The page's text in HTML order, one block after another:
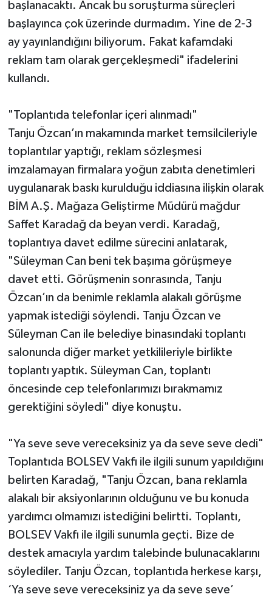
başlanacaktı. Ancak bu soruşturma süreçleri
başlayınca çok üzerinde durmadım. Yine de 2-3
ay yayınlandığını biliyorum. Fakat kafamdaki
reklam tam olarak gerçekleşmedi" ifadelerini
kullandı.
"Toplantıda telefonlar içeri alınmadı"
Tanju Özcan’ın makamında market temsilcileriyle
toplantılar yaptığı, reklam sözleşmesi
imzalamayan firmalara yoğun zabıta denetimleri
uygulanarak baskı kurulduğu iddiasına ilişkin olarak
BİM A.Ş. Mağaza Geliştirme Müdürü mağdur
Saffet Karadağ da beyan verdi. Karadağ,
toplantıya davet edilme sürecini anlatarak,
"Süleyman Can beni tek başıma görüşmeye
davet etti. Görüşmenin sonrasında, Tanju
Özcan’ın da benimle reklamla alakalı görüşme
yapmak istediği söylendi. Tanju Özcan ve
Süleyman Can ile belediye binasındaki toplantı
salonunda diğer market yetkilileriyle birlikte
toplantı yaptık. Süleyman Can, toplantı
öncesinde cep telefonlarımızı bırakmamız
gerektiğini söyledi" diye konuştu.
"Ya seve seve vereceksiniz ya da seve seve dedi"
Toplantıda BOLSEV Vakfı ile ilgili sunum yapıldığını
belirten Karadağ, "Tanju Özcan, bana reklamla
alakalı bir aksiyonlarının olduğunu ve bu konuda
yardımcı olmamızı istediğini belirtti. Toplantı,
BOLSEV Vakfı ile ilgili sunumla geçti. Bize de
destek amacıyla yardım talebinde bulunacaklarını
söylediler. Tanju Özcan, toplantıda herkese karşı,
‘Ya seve seve vereceksiniz ya da seve seve’